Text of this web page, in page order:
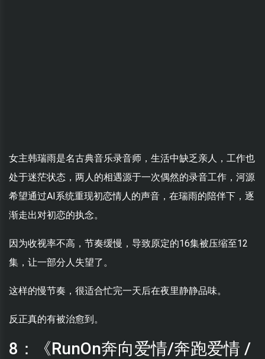
女主韩瑞雨是名古典音乐录音师，生活中缺乏亲人，工作也
处于迷茫状态，两人的相遇源于一次偶然的录音工作，河源
希望通过AI系统重现初恋情人的声音，在瑞雨的陪伴下，逐
渐走出对初恋的执念。
因为收视率不高，节奏缓慢，导致原定的16集被压缩至12
集，让一部分人失望了。
这样的慢节奏，很适合忙完一天后在夜里静静品味。
反正真的有被治愈到。
8：《RunOn奔向爱情/奔跑爱情 /